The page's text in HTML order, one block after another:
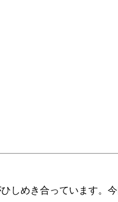
しめき合っています。